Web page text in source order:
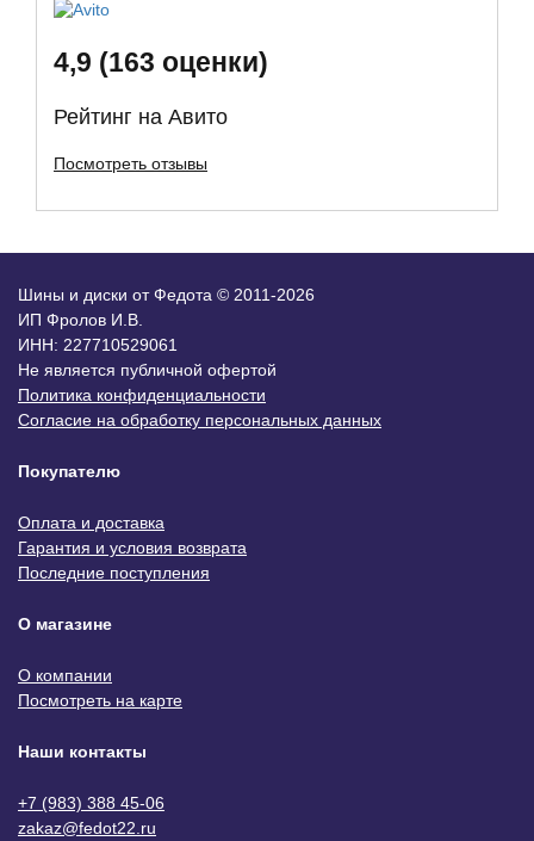
4,9 (163 оценки)
Рейтинг на Авито
Посмотреть отзывы
Шины и диски от Федота © 2011-2026
ИП Фролов И.В.
ИНН: 227710529061
Не является публичной офертой
Политика конфиденциальности
Согласие на обработку персональных данных
Покупателю
Оплата и доставка
Гарантия и условия возврата
Последние поступления
О магазине
О компании
Посмотреть на карте
Наши контакты
+7 (983) 388 45-06
zakaz@fedot22.ru